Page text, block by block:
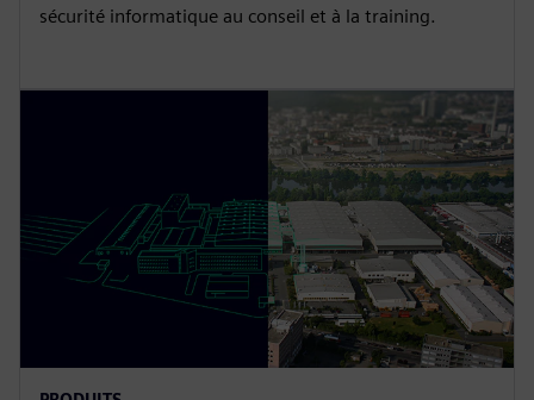
sécurité informatique au conseil et à la training.